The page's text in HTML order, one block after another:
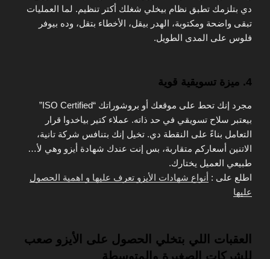
دي بتلزمك تطبق نظام بيخلي شغلك أكتر تنظيم. لما العمليات
تبقى واضحة ومكتوبة، الهدر بيقل، الأخطاء بتقل، وده بيوفر
فلوس على المدى الطويل.
4. ميزة تسويقية قوية
مجرد إنك تحط على موقعك أو بروشوراتك “ISO Certified”
بيعتبر سلاح تسويقي في حد ذاته. عملاء كتير بياخدوا قرار
التعامل بناءً على النقطة دي. تخيل إنك بتنافس شركة تانية،
الاتنين أسعاركم متقاربة، بس إنت عندك شهادة أيزو وهي لأ…
طبيعي العميل يختارك.
اطلع على : أنواع شهادات الأيزو تعرف عليها و اهمية الحصول
عليها
العقبات اللي بتخلي الحصول على الأيزو صعب
للشركات الصغيرة والمتوسطة